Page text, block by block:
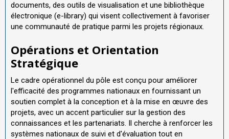
documents, des outils de visualisation et une bibliothèque
électronique (e-library) qui visent collectivement à favoriser
une communauté de pratique parmi les projets régionaux.
Opérations et Orientation
Stratégique
Le cadre opérationnel du pôle est conçu pour améliorer
l'efficacité des programmes nationaux en fournissant un
soutien complet à la conception et à la mise en œuvre des
projets, avec un accent particulier sur la gestion des
connaissances et les partenariats. Il cherche à renforcer les
systèmes nationaux de suivi et d'évaluation tout en